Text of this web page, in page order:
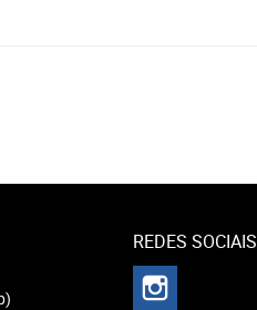
REDES SOCIAIS